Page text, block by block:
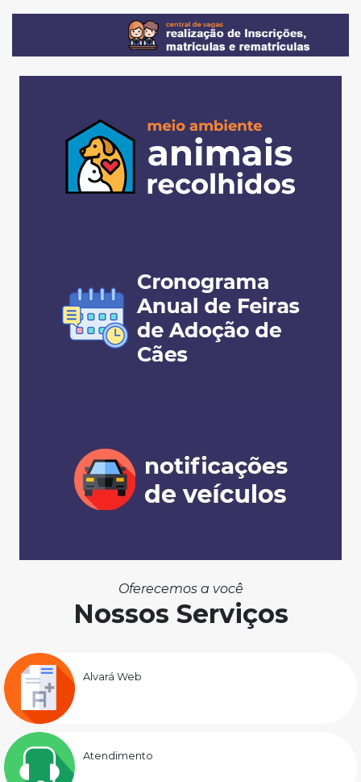
Oferecemos a você
Nossos Serviços
Alvará Web
Atendimento